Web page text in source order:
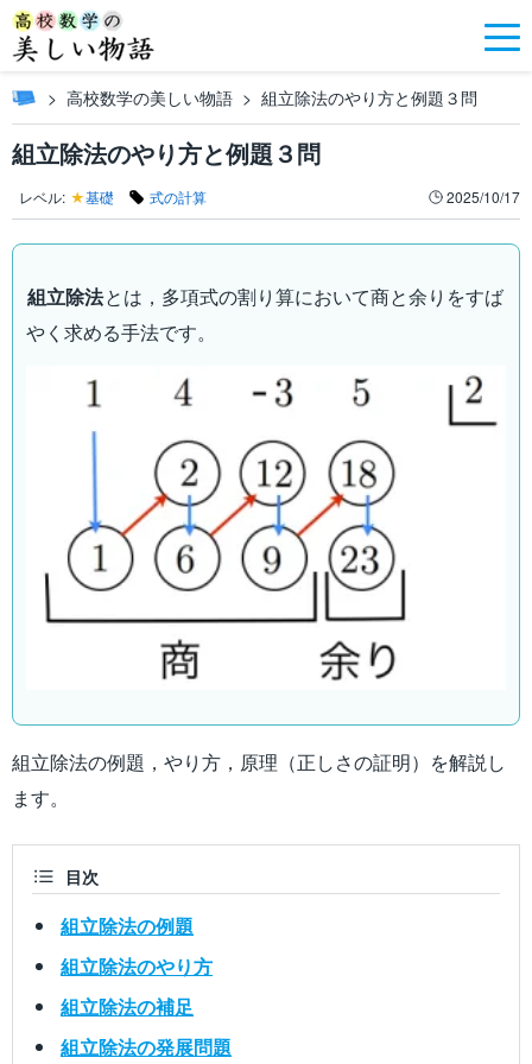
高校数学の美しい物語 組立除法のやり方と例題３問
組立除法のやり方と例題３問
レベル: ★基礎 式の計算 2025/10/17
組立除法とは，多項式の割り算において商と余りをすば
やく求める手法です。
組立除法の例題，やり方，原理（正しさの証明）を解説し
ます。
目次
組立除法の例題
組立除法のやり方
組立除法の補足
組立除法の発展問題